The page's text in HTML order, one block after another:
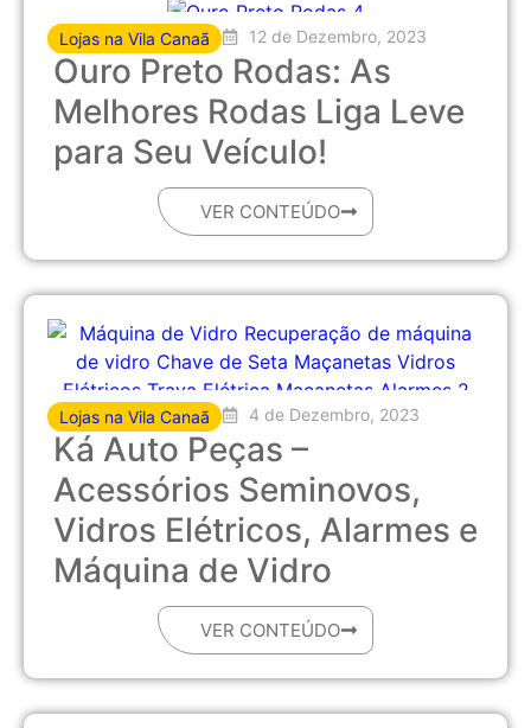
Lojas na Vila Canaã 12 de Dezembro, 2023
Ouro Preto Rodas: As
Melhores Rodas Liga Leve
para Seu Veículo!
VER CONTEÚDO
Lojas na Vila Canaã 4 de Dezembro, 2023
Ká Auto Peças –
Acessórios Seminovos,
Vidros Elétricos, Alarmes e
Máquina de Vidro
VER CONTEÚDO